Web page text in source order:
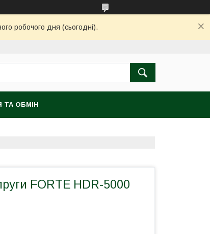
робочого дня (сьогодні).
ТА ОБМІН
FORTE HDR-5000